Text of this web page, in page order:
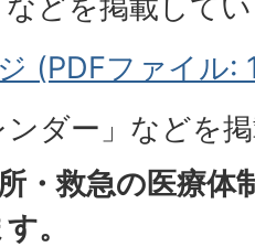
(PDFファイル:
ンダー」などを
・救急の医療体
。